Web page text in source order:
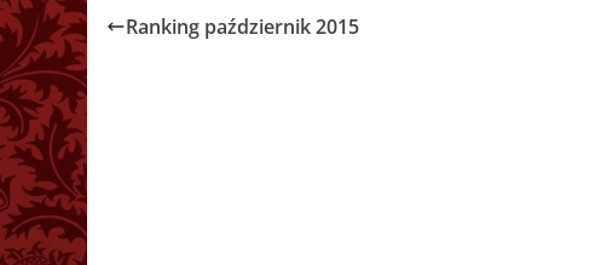
Ranking październik 2015